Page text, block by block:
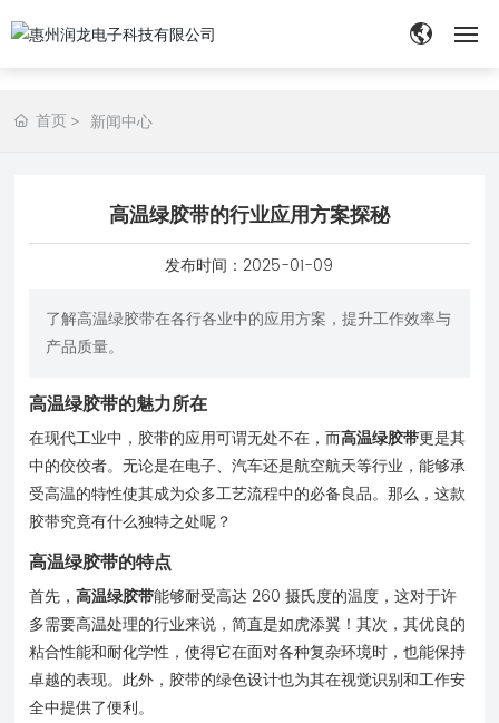
应用案例
胶带定制
联系我们
首页 新闻中心
高温绿胶带的行业应用方案探秘
发布时间： 2025-01-09
了解高温绿胶带在各行各业中的应用方案，提升工作效率与
产品质量。
高温绿胶带的魅力所在
在现代工业中，胶带的应用可谓无处不在，而高温绿胶带更是其
中的佼佼者。无论是在电子、汽车还是航空航天等行业，能够承
受高温的特性使其成为众多工艺流程中的必备良品。那么，这款
胶带究竟有什么独特之处呢？
高温绿胶带的特点
首先，高温绿胶带能够耐受高达 260 摄氏度的温度，这对于许
多需要高温处理的行业来说，简直是如虎添翼！其次，其优良的
粘合性能和耐化学性，使得它在面对各种复杂环境时，也能保持
卓越的表现。此外，胶带的绿色设计也为其在视觉识别和工作安
全中提供了便利。